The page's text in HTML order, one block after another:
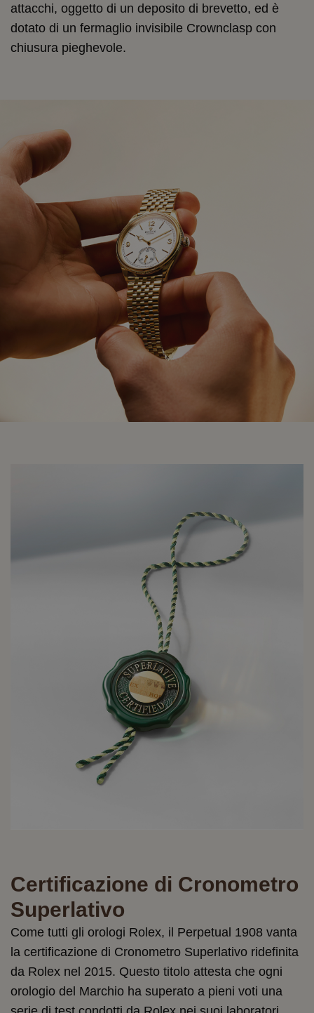
attacchi, oggetto di un deposito di brevetto, ed è
dotato di un fermaglio invisibile Crownclasp con
chiusura pieghevole.
Certificazione di Cronometro
Superlativo
Come tutti gli orologi Rolex, il Perpetual 1908 vanta
la certificazione di Cronometro Superlativo ridefinita
da Rolex nel 2015. Questo titolo attesta che ogni
orologio del Marchio ha superato a pieni voti una